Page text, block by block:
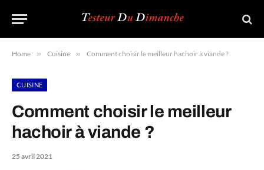
Home » Cuisine » Comment choisir le meilleur hachoir à viande ?
CUISINE
Comment choisir le meilleur
hachoir à viande ?
25 avril 2021